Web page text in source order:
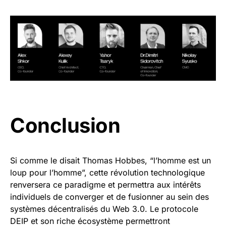
Conclusion
Si comme le disait Thomas Hobbes, “l’homme est un
loup pour l’homme”, cette révolution technologique
renversera ce paradigme et permettra aux intérêts
individuels de converger et de fusionner au sein des
systèmes décentralisés du Web 3.0. Le protocole
DEIP et son riche écosystème permettront